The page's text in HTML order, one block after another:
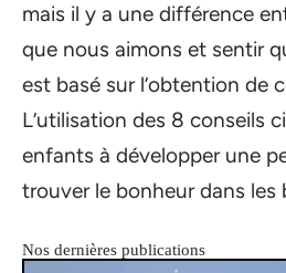
mais il y a une différence
que nous aimons et sentir
est basé sur l’obtention de
L’utilisation des 8 conseils
enfants à développer une
trouver le bonheur dans les
Nos dernières publications